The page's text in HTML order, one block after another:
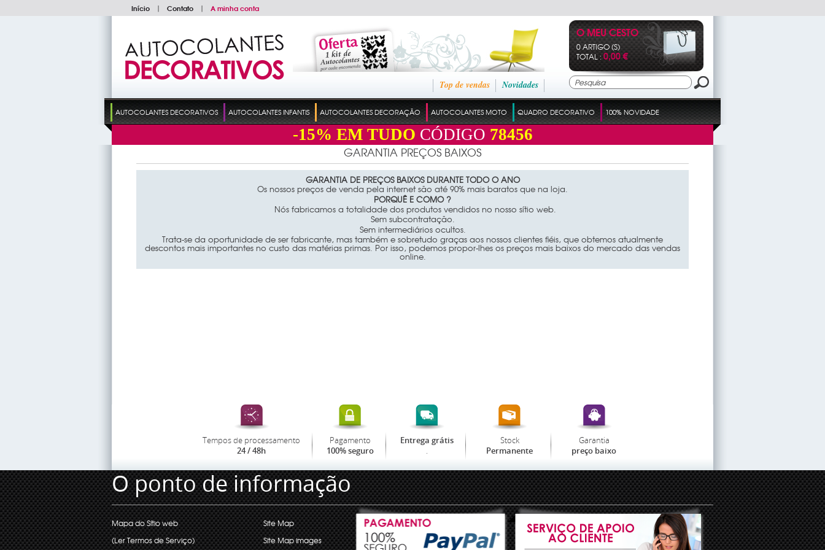
Início | Contato | A minha conta
Novidades
Top de vendas
O MEU CESTO
0 ARTIGO (S)
TOTAL :0,00 €
AUTOCOLANTES DECORATIVOS AUTOCOLANTES INFANTIS AUTOCOLANTES DECORAÇÃO AUTOCOLANTES MOTO QUADRO DECORATIVO 100% NOVIDADE
-15% EM TUDO CÓDIGO 78456
GARANTIA PREÇOS BAIXOS
GARANTIA DE PREÇOS BAIXOS DURANTE TODO O ANO
Os nossos preços de venda pela internet são até 90% mais baratos que na loja.
PORQUÊ E COMO ?
Nós fabricamos a totalidade dos produtos vendidos no nosso sítio web.
Sem subcontratação.
Sem intermediários ocultos.
Trata-se da oportunidade de ser fabricante, mas também e sobretudo graças aos nossos clientes fiéis, que obtemos atualmente
descontos mais importantes no custo das matérias primas. Por isso, podemos propor-lhes os preços mais baixos do mercado das vendas
online.
Tempos de processamento
24 / 48h
Pagamento
100% seguro
Entrega grátis
.
Stock
Permanente
Garantia
preço baixo
O ponto de informação
Mapa do Sítio web
(Ler Termos de Serviço)
Site Map
Site Map images